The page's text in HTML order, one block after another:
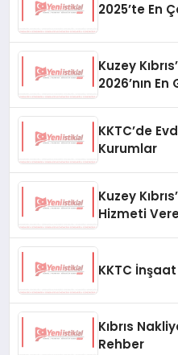
2025’te En
Kuzey
2026’nın
KKTC’de
Kurumlar
Kuzey
Hizmeti
KKTC
Kıbrıs
Rehber